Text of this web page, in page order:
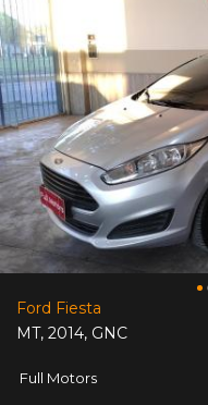
Ford Fiesta
MT, 2014, GNC
Full Motors